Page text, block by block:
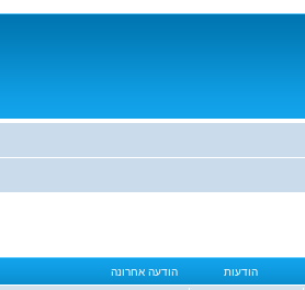
הודעות הודעה אחרונה